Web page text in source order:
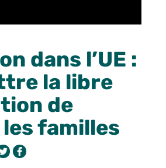
dans l’UE :
la libre
de
familles